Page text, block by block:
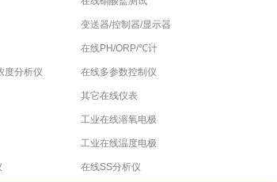
变送器/控制器/显示器
在线PH/ORP/℃计
度分析仪 在线多参数控制仪
其它在线仪表
工业在线溶氧电极
工业在线温度电极
在线SS分析仪